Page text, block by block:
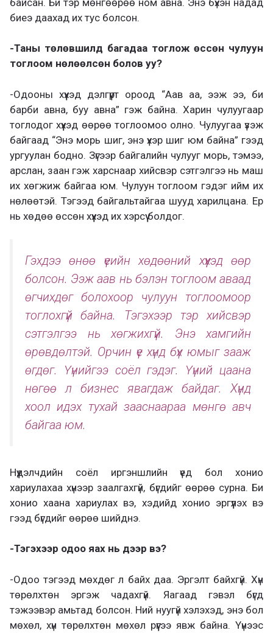
биеэ даахад их тус болсон.
-Таны төлөвшилд багадаа тоглож өссөн чулуун
тоглоом нөлөөлсөн болов уу?
-Одооны хүүхэд дэлгүүрт ороод “Аав аа, ээж ээ, би
барби авна, буу авна” гэж байна. Харин чулуугаар
тоглодог хүүхэд өөрөө тоглоомоо олно. Чулуугаа үзэж
байгаад “Энэ морь шиг, энэ үхэр шиг юм байна” гээд
ургуулан бодно. Зүгээр байгалийн чулууг морь, тэмээ,
арслан, заан гэж харснаар хийсвэр сэтгэлгээ нь маш
их хөгжиж байгаа юм. Чулуун тоглоом гэдэг ийм их
нөлөөтэй. Тэгээд байгальтайгаа шууд харилцана. Ер
нь хөдөө өссөн хүүхэд их хэрсүү болдог.
Гэхдээ өнөө үеийн хөдөөний хүүхэд өөр
болсон. Ээж аав нь бэлэн тоглоом аваад
өгчихдөг болохоор чулуун тоглоомоор
тоглохгүй байна. Тэгэхээр тэр хийсвэр
сэтгэлгээ нь хөгжихгүй. Энэ хамгийн
өрөвдөлтэй. Орчин үе хүнд бүх юмыг зааж
өгдөг. Үүнийгээ соёл гэдэг. Үүний цаана
нөгөө л бизнес явагдаж байдаг. Хүнд
хоол идэх тухай зааснаараа мөнгө авч
байгаа юм.
Нүүдэлчдийн соёл иргэншлийн үед бол хонио
хариулахаа хүнээр заалгахгүй, бүгдийг өөрөө сурна. Би
хонио хаана хариулах вэ, хэдийд хонио эргүүлэх вэ
гээд бүгдийг өөрөө шийднэ.
-Тэгэхээр одоо яах нь дээр вэ?
-Одоо тэгээд мөхдөг л байх даа. Эргэлт байхгүй. Хүн
төрөлхтөн эргэж чадахгүй. Яагаад гэвэл бүгд
тэжээвэр амьтад болсон. Ний нуугүй хэлэхэд, энэ бол
мөхөл, хүн төрөлхтөн мөхөл рүүгээ явж байна. Үүнээс